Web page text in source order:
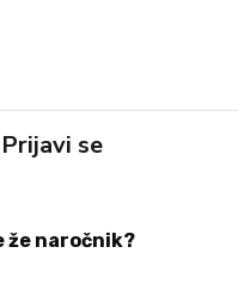
Prijavi se
že naročnik?